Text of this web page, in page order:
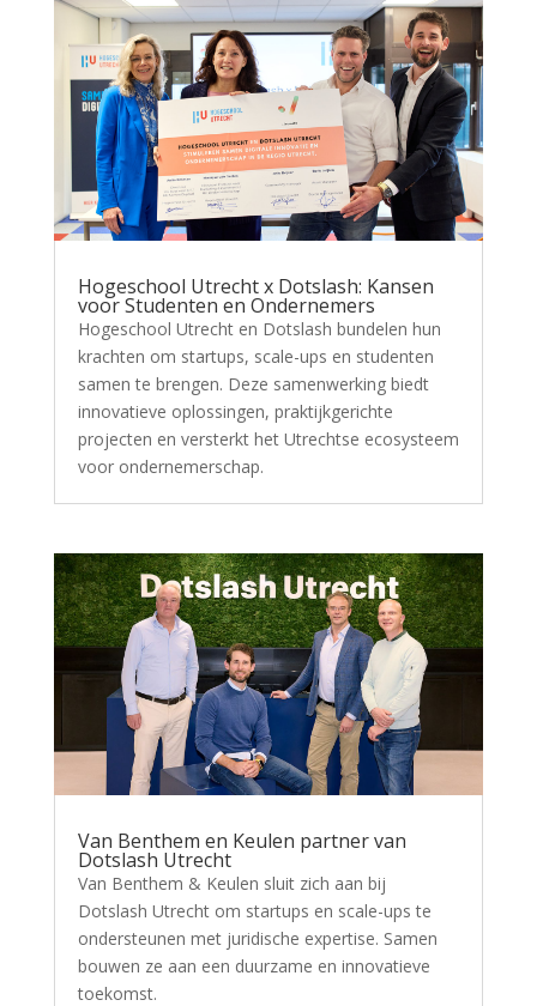
Hogeschool Utrecht x Dotslash: Kansen
voor Studenten en Ondernemers
Hogeschool Utrecht en Dotslash bundelen hun
krachten om startups, scale-ups en studenten
samen te brengen. Deze samenwerking biedt
innovatieve oplossingen, praktijkgerichte
projecten en versterkt het Utrechtse ecosysteem
voor ondernemerschap.
Van Benthem en Keulen partner van
Dotslash Utrecht
Van Benthem & Keulen sluit zich aan bij
Dotslash Utrecht om startups en scale-ups te
ondersteunen met juridische expertise. Samen
bouwen ze aan een duurzame en innovatieve
toekomst.